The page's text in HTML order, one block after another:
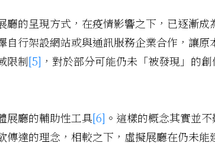
的呈現方式，在疫情影響之下，已逐漸成
行架設網站或與通訊服務企業合作，讓
限制[5] ，對於部分可能仍未「被發現」的
展廳的輔助性工具[6] 。這樣的概念其實並
達的理念，相較之下，虛擬展廳在仍未